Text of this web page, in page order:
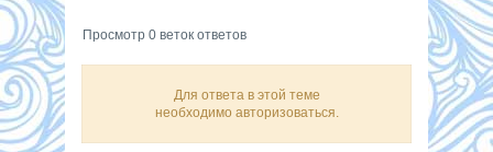
Просмотр 0 веток ответов
Для ответа в этой теме
необходимо авторизоваться.